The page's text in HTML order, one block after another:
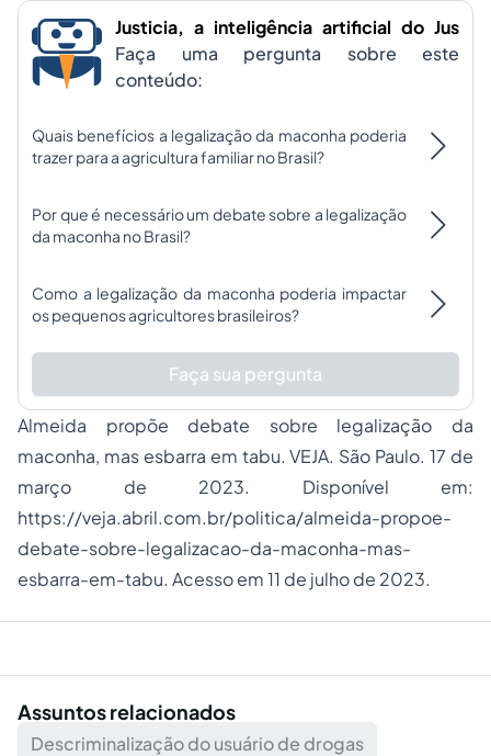
Justicia, a inteligência artificial do Jus
Faça uma pergunta sobre este
conteúdo:
Quais benefícios a legalização da maconha poderia
trazer para a agricultura familiar no Brasil?
Por que é necessário um debate sobre a legalização
da maconha no Brasil?
Como a legalização da maconha poderia impactar
os pequenos agricultores brasileiros?
Faça sua pergunta
Almeida propõe debate sobre legalização da
maconha, mas esbarra em tabu. VEJA. São Paulo. 17 de
março de 2023. Disponível em:
https://veja.abril.com.br/politica/almeida-propoe-
debate-sobre-legalizacao-da-maconha-mas-
esbarra-em-tabu. Acesso em 11 de julho de 2023.
Assuntos relacionados
Descriminalização do usuário de drogas